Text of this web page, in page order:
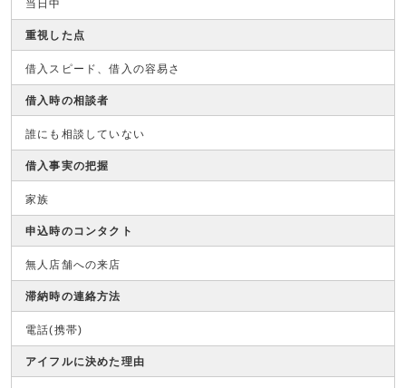
当日中
重視した点
借入スピード、借入の容易さ
借入時の相談者
誰にも相談していない
借入事実の把握
家族
申込時のコンタクト
無人店舗への来店
滞納時の連絡方法
電話(携帯)
アイフルに決めた理由